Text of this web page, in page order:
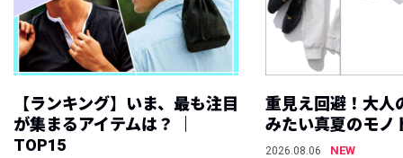
【ランキング】いま、最も注目
が集まるアイテムは？ ｜
TOP15
重見え回避！大人
みたい真夏のモノ
2026.08.06
NEW